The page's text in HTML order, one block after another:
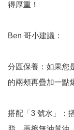
得厚重！
Ben 哥小建議：
分區保養：如果您
的兩頰再疊加一點
搭配「3 號水」：